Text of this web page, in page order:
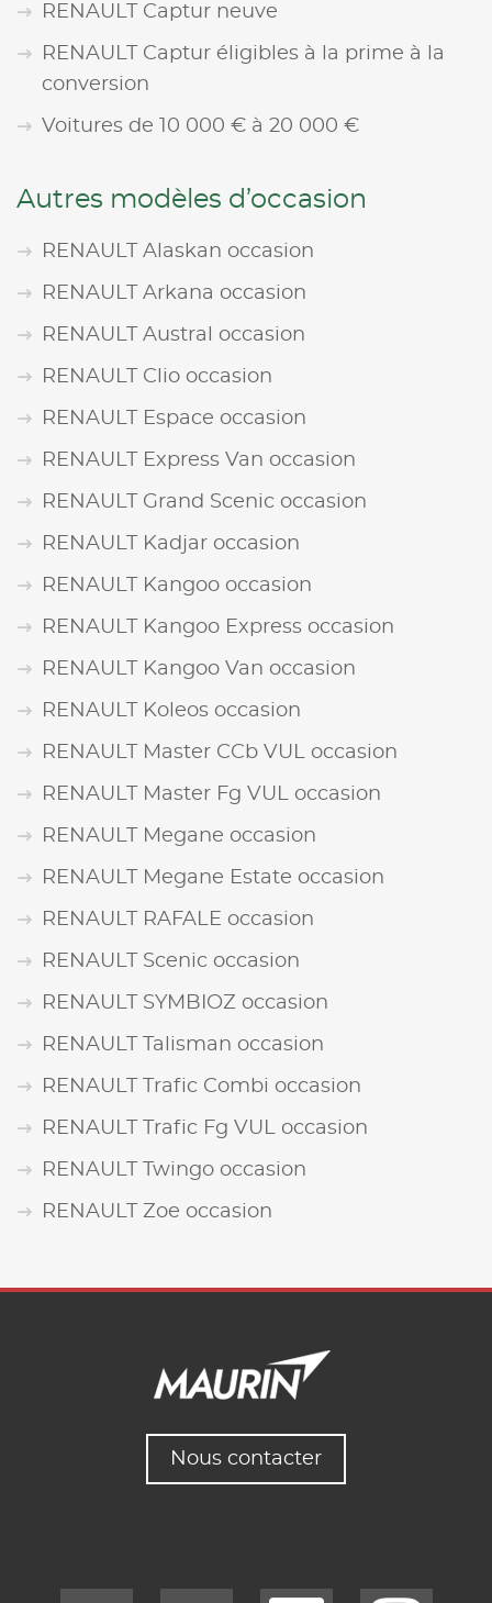
RENAULT Captur neuve
RENAULT Captur éligibles à la prime à la
conversion
Voitures de 10 000 € à 20 000 €
Autres modèles d’occasion
RENAULT Alaskan occasion
RENAULT Arkana occasion
RENAULT Austral occasion
RENAULT Clio occasion
RENAULT Espace occasion
RENAULT Express Van occasion
RENAULT Grand Scenic occasion
RENAULT Kadjar occasion
RENAULT Kangoo occasion
RENAULT Kangoo Express occasion
RENAULT Kangoo Van occasion
RENAULT Koleos occasion
RENAULT Master CCb VUL occasion
RENAULT Master Fg VUL occasion
RENAULT Megane occasion
RENAULT Megane Estate occasion
RENAULT RAFALE occasion
RENAULT Scenic occasion
RENAULT SYMBIOZ occasion
RENAULT Talisman occasion
RENAULT Trafic Combi occasion
RENAULT Trafic Fg VUL occasion
RENAULT Twingo occasion
RENAULT Zoe occasion
Nous contacter